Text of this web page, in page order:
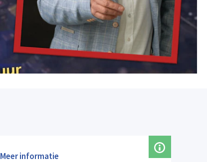
Meer informatie